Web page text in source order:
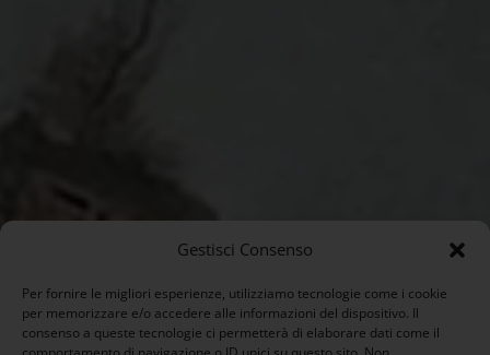
Gestisci Consenso
Per fornire le migliori esperienze, utilizziamo tecnologie come i cookie
per memorizzare e/o accedere alle informazioni del dispositivo. Il
consenso a queste tecnologie ci permetterà di elaborare dati come il